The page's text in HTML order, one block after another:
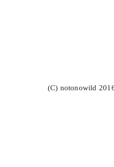
(C) notonowild